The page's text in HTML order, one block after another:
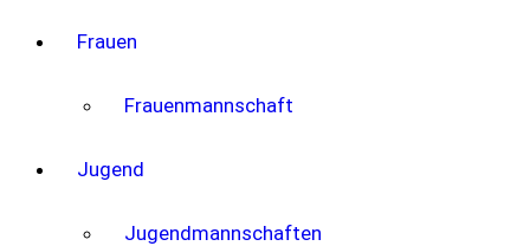
Frauen
Frauenmannschaft
Jugend
Jugendmannschaften